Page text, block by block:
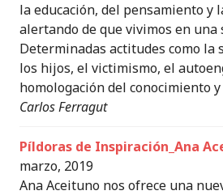
la educación, del pensamiento y
alertando de que vivimos en una
Determinadas actitudes como la
los hijos, el victimismo, el
homologación del conocimiento
Carlos Ferragut
Píldoras de Inspiración_Ana
marzo, 2019
Ana Aceituno nos ofrece una